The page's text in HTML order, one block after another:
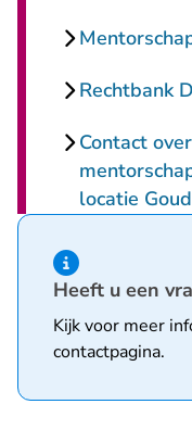
Rechtbank
Contact
locatie
Hint van type
Heeft u een
Kijk voor meer
contactpagina.